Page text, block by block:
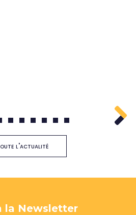
4 5 6 7 8 9
l'actualité
la Newsletter